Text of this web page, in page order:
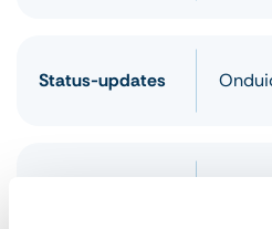
Status-updates